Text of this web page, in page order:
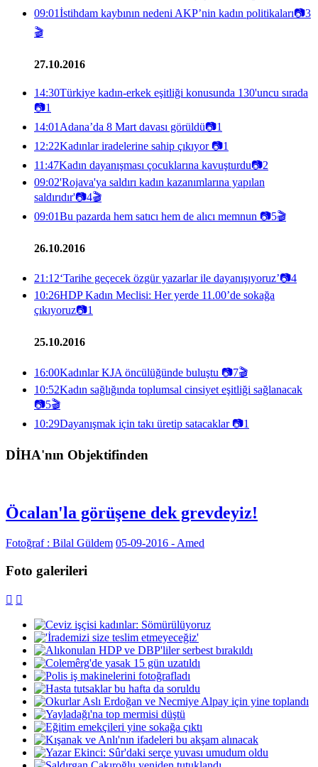
09:01İstihdam kaybının nedeni AKP’nin kadın politikaları📷3
🎬
27.10.2016
14:30Türkiye kadın-erkek eşitliği konusunda 130'uncu sırada
📷1
14:01 Adana’da 8 Mart davası görüldü📷1
12:22Kadınlar iradelerine sahip çıkıyor📷1
11:47Kadın dayanışması çocuklarına kavuşturdu📷2
09:02'Rojava'ya saldırı kadın kazanımlarına yapılan
saldırıdır'📷4🎬
09:01Bu pazarda hem satıcı hem de alıcı memnun 📷5🎬
26.10.2016
21:12‘Tarihe geçecek özgür yazarlar ile dayanışıyoruz’📷4
10:26HDP Kadın Meclisi: Her yerde 11.00’de sokağa
çıkıyoruz📷1
25.10.2016
16:00Kadınlar KJA öncülüğünde buluştu 📷7🎬
10:52Kadın sağlığında toplumsal cinsiyet eşitliği sağlanacak
📷5🎬
10:29Dayanışmak için takı üretip satacaklar📷1
DİHA'nın Objektifinden
Öcalan'la görüşene dek grevdeyiz!
Fotoğraf : Bilal Güldem 05-09-2016 - Amed
Foto galerileri
 